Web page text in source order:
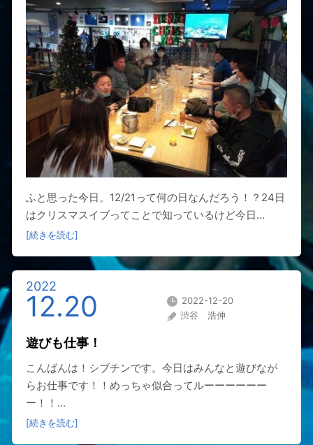
ふと思った今日。12/21って何の日なんだろう！？24日
はクリスマスイブってことで知っているけど今日...
[続きを読む]
2022
12.20
2022-12-20
渋谷 浩伸
遊びも仕事！
こんばんは！シブチンです。今日はみんなと遊びなが
らお仕事です！！めっちゃ似合ってルーーーーーー
ー！！...
[続きを読む]